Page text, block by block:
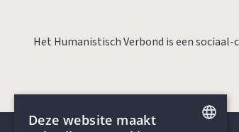
Het Humanistisch Verbond is een
Deze website maakt